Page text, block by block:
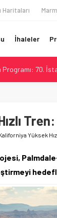
Haritaları
İhaleler
Programı: 70.
Lider,
TGV ile 28
İHA
Yüksek